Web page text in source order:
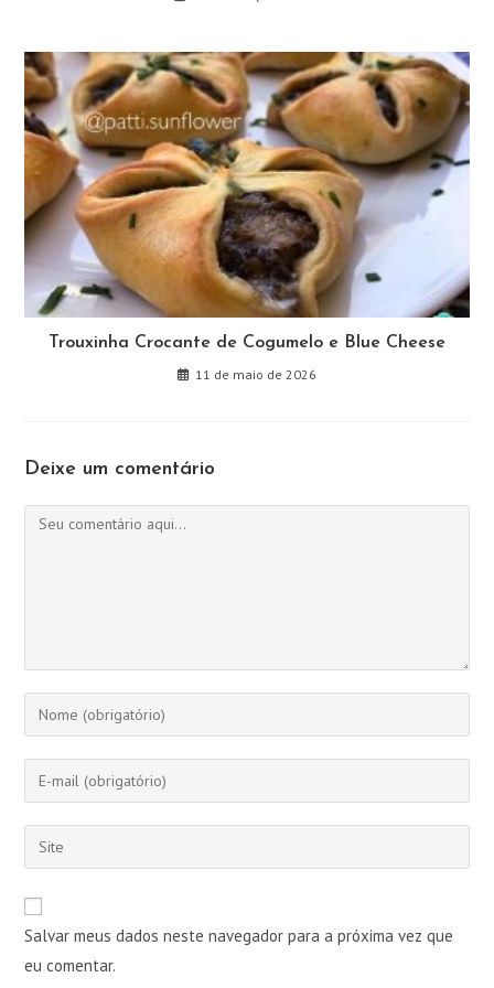
Trouxinha Crocante de Cogumelo e Blue Cheese
11 de maio de 2026
Deixe um comentário
Comentário
Digite
seu
nome
ou
de
usuário
para
comentar
Digite
seu
endereço
de
para
comentar
Digite
o
do
seu
site
Salvar meus dados neste navegador para a próxima vez que
eu comentar.